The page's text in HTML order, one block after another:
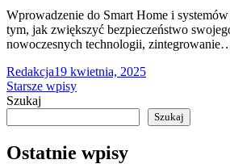
Wprowadzenie do Smart Home i
tym, jak zwiększyć bezpieczeństwo
nowoczesnych technologii,
Redakcja19 kwietnia, 2025
Nawigacja
po
wpisach
Starsze wpisy
Szukaj
Szukaj
Ostatnie wpisy